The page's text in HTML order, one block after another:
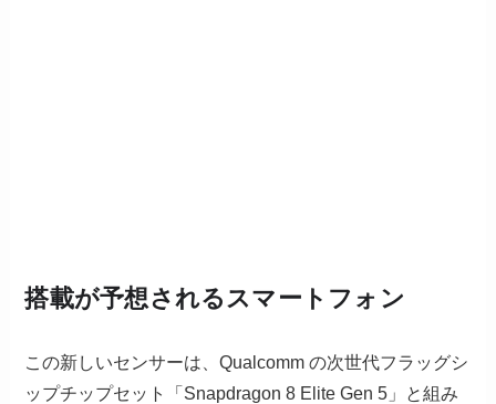
搭載が予想されるスマートフォン
この新しいセンサーは、Qualcomm の次世代フラッグシ
ップチップセット「Snapdragon 8 Elite Gen 5」と組み